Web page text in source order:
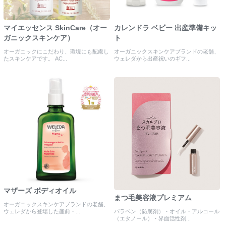
マイエッセンス SkinCare（オー
ガニックスキンケア）
オーガニックにこだわり、環境にも配慮し
たスキンケアです。 AC...
カレンドラ ベビー 出産準備キッ
ト
オーガニックスキンケアブランドの老舗、
ウェレダから出産祝いのギフ...
マザーズ ボディオイル
オーガニックスキンケアブランドの老舗、
ウェレダから登場した産前・...
まつ毛美容液プレミアム
パラベン（防腐剤）・オイル・アルコール
（エタノール）・界面活性剤...